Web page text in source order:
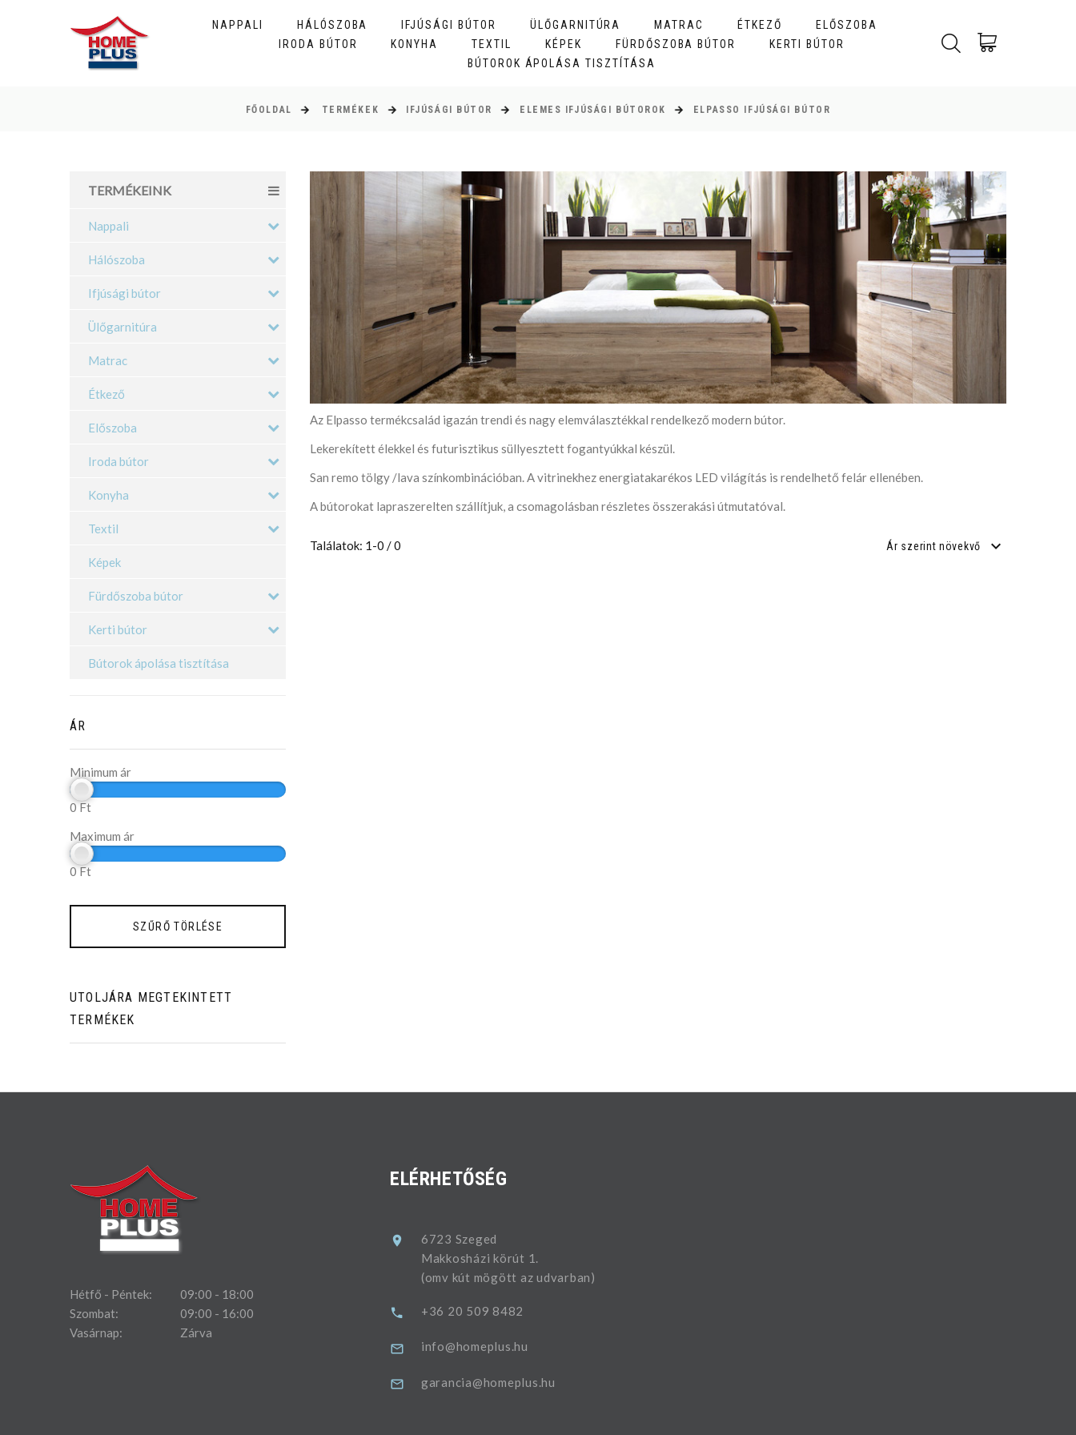
NAPPALI HÁLÓSZOBA IFJÚSÁGI BÚTOR ÜLŐGARNITÚRA MATRAC ÉTKEZŐ
ELŐSZOBA
IRODA BÚTOR
KONYHA TEXTIL KÉPEK FÜRDŐSZOBA BÚTOR
KERTI BÚTOR
BÚTOROK ÁPOLÁSA TISZTÍTÁSA
FŐOLDAL TERMÉKEK IFJÚSÁGI BÚTOR ELEMES IFJÚSÁGI BÚTOROK ELPASSO IFJÚSÁGI BÚTOR
TERMÉKEINK
Nappali
Hálószoba
Ifjúsági bútor
Ülőgarnitúra
Matrac
Étkező
Előszoba
Iroda bútor
Konyha
Textil
Képek
Fürdőszoba bútor
Kerti bútor
Bútorok ápolása tisztítása
ÁR
Minimum ár
0Ft
Maximum ár
0Ft
UTOLJÁRA MEGTEKINTETT
TERMÉKEK
Az Elpasso termékcsalád igazán trendi és nagy elemválasztékkal rendelkező modern bútor.
Lekerekített élekkel és futurisztikus süllyesztett fogantyúkkal készül.
San remo tölgy /lava színkombinációban. A vitrinekhez energiatakarékos LED világítás is rendelhető felár ellenében.
A bútorokat lapraszerelten szállítjuk, a csomagolásban részletes összerakási útmutatóval.
Találatok: 1-0 / 0 Ár szerint növekvő
Hétfő - Péntek:
09:00 - 18:00
Szombat:
09:00 - 16:00
Vasárnap:
Zárva
ELÉRHETŐSÉG
6723 Szeged
Makkosházi körút 1.
(omv kút mögött az udvarban)
+36 20 509 8482
info@homeplus.hu
garancia@homeplus.hu